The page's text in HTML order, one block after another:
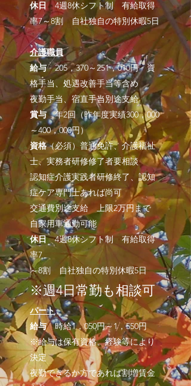
休日4週8休シフト制 有給取得
率7～8割 自社独自の特別休暇5日
介護職員
給与205，370～251，010円 資
格手当、処遇改善手当等含め
夜勤手当、宿直手当別途支給
賞与年2回（昨年度実績300，000
～400，000円）
資格（必須）普通免許、介護福祉
士、実務者研修修了者要相談
認知症介護実践者研修終了、認知
症ケア専門士あれば尚可
交通費別途支給 上限2万円まで
自家用車通勤可能
休日4週8休シフト制 有給取得
率7
～8割 自社独自の特別休暇5日
※週4日常勤も相談可​
パート
給与時給1，050円～1，550円
※給与は保有資格、経験等により
決定
夜勤できるか方であれば割増賃金